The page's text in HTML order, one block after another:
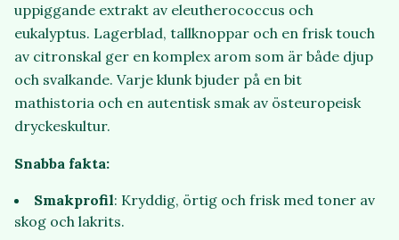
uppiggande extrakt av eleutherococcus och
eukalyptus. Lagerblad, tallknoppar och en frisk touch
av citronskal ger en komplex arom som är både djup
och svalkande. Varje klunk bjuder på en bit
mathistoria och en autentisk smak av östeuropeisk
dryckeskultur.
Snabba fakta:
Smakprofil: Kryddig, örtig och frisk med toner av
skog och lakrits.